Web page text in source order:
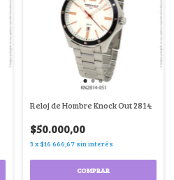
Reloj de Hombre Knock Out 2814
$50.000,00
3 x$16.666,67 sin interés
COMPRAR